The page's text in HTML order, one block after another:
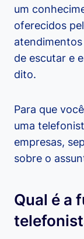
um
oferecidos
de escutar e
dito.
Para que
uma
empresas,
sobre o
Qual é a